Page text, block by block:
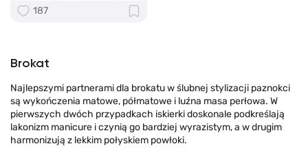
187
Brokat
Najlepszymi partnerami dla brokatu w ślubnej stylizacji paznokci
są wykończenia matowe, półmatowe i luźna masa perłowa. W
pierwszych dwóch przypadkach iskierki doskonale podkreślają
lakonizm manicure i czynią go bardziej wyrazistym, a w drugim
harmonizują z lekkim połyskiem powłoki.